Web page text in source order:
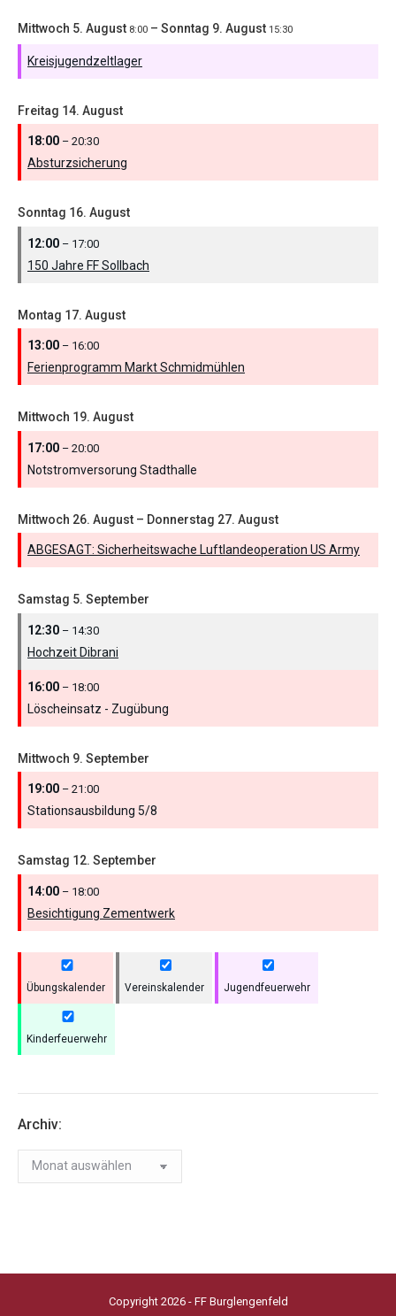
Mittwoch 5. August 8:00 – Sonntag 9. August 15:30
Kreisjugendzeltlager
Freitag 14. August
18:00 – 20:30
Absturzsicherung
Sonntag 16. August
12:00 – 17:00
150 Jahre FF Sollbach
Montag 17. August
13:00 – 16:00
Ferienprogramm Markt Schmidmühlen
Mittwoch 19. August
17:00 – 20:00
Notstromversorung Stadthalle
Mittwoch 26. August – Donnerstag 27. August
ABGESAGT: Sicherheitswache Luftlandeoperation US Army
Samstag 5. September
12:30 – 14:30
Hochzeit Dibrani
16:00 – 18:00
Löscheinsatz - Zugübung
Mittwoch 9. September
19:00 – 21:00
Stationsausbildung 5/8
Samstag 12. September
14:00 – 18:00
Besichtigung Zementwerk
Übungskalender Vereinskalender Jugendfeuerwehr
Kinderfeuerwehr
Archiv:
Archiv:
Copyright 2026 - FF Burglengenfeld